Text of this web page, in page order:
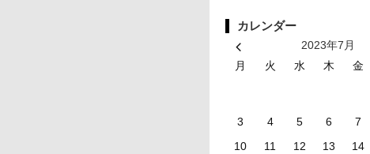
カレンダー
2023年7月
月
火 水 木 金
3 4 5 6 7
10
11 12 13 14